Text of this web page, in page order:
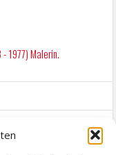
- 1977) Malerin.